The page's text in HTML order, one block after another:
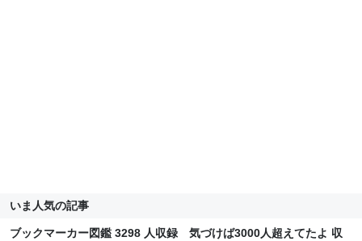
いま人気の記事
ブックマーカー図鑑 3298 人収録 気づけば3000人超えてたよ 収